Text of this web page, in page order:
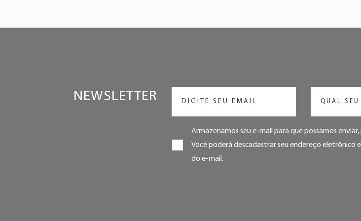
NEWSLETTER QUAL SEU
Armazenamos seu e-mail para que possamos
Você poderá descadastrar seu endereço eletrônico
do e-mail.